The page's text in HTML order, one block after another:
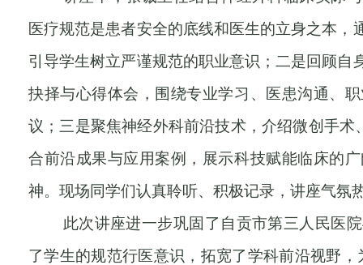
医疗规范是患者安全的底线和医生的立身之本
引导学生树立严谨规范的职业意识；二是回顾
抉择与心得体会，围绕专业学习、医患沟通、
议；三是聚焦神经外科前沿技术，介绍微创手术
合前沿成果与应用案例，展示科技赋能临床的
神。现场同学们认真聆听、积极记录，讲座气氛
此次讲座进一步巩固了自贡市第三人民医
了学生的规范行医意识，拓宽了学科前沿视野